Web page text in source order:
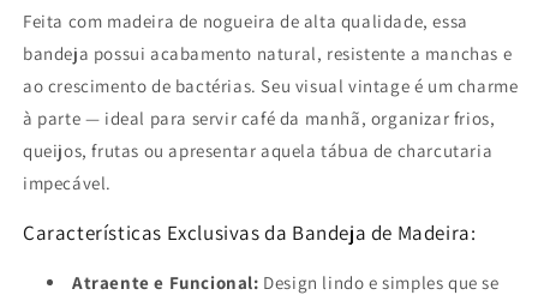
Feita com madeira de nogueira de alta qualidade, essa
bandeja possui acabamento natural, resistente a manchas e
ao crescimento de bactérias. Seu visual vintage é um charme
à parte — ideal para servir café da manhã, organizar frios,
queijos, frutas ou apresentar aquela tábua de charcutaria
impecável.
Características Exclusivas da Bandeja de Madeira:
Atraente e Funcional: Design lindo e simples que se